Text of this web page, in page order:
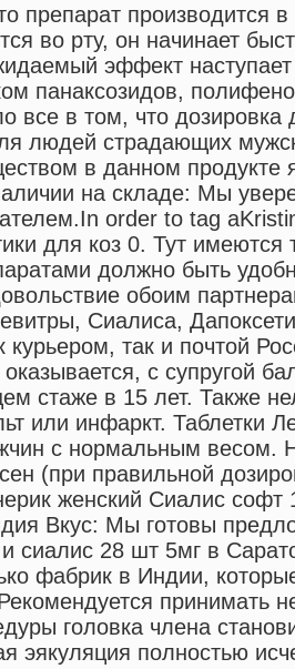
препарат производится
во рту, он начинает
эффект
панаксозидов,
все в том, что дозировка
людей страдающих
в данном продукте
на складе: Мы
order to tag
для коз 0. Тут имеются
должно быть
обоим
Сиалиса,
курьером, так и почтой
с супругой
стаже в 15 лет. Также
или инфаркт. Таблетки
с нормальным весом.
(при правильной
женский Сиалис софт
Вкус: Мы готовы
сиалис 28 шт 5мг в
фабрик в Индии,
принимать
головка члена
эякуляция полностью